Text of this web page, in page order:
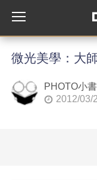
微光美學：大
PHOTO小
2012/03/